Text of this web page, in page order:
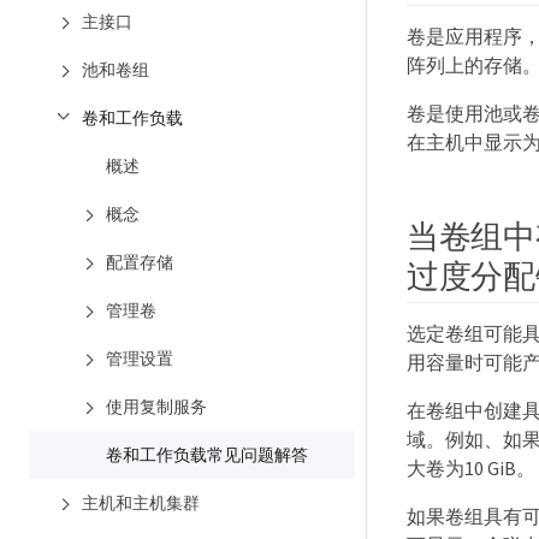
主接口
池和卷组
卷和工作负载
概述
概念
配置存储
管理卷
管理设置
使用复制服务
卷和工作负载常见问题解答
主机和主机集群
卷是应用程序
阵列上的存储
卷是使用池或
在主机中显示
当卷组
过度分
选定卷组可能
用容量时可能
在卷组中创建
域。例如、如
大卷为10 GiB。
如果卷组具有